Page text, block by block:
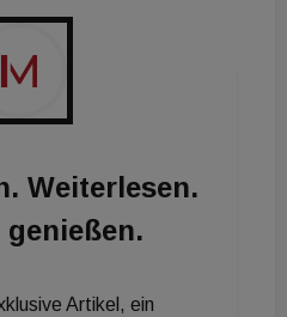
Weiterlesen.
Artikel, ein